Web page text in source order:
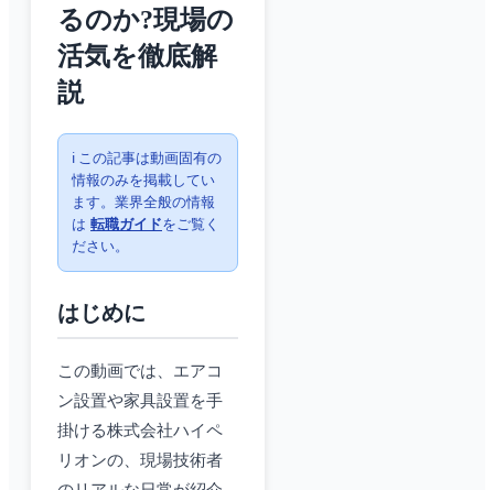
るのか?現場の
活気を徹底解
説
ℹ️ この記事は動画固有の
情報のみを掲載してい
ます。業界全般の情報
は 転職ガイドをご覧く
ださい。
はじめに
この動画では、エアコ
ン設置や家具設置を手
掛ける株式会社ハイペ
リオンの、現場技術者